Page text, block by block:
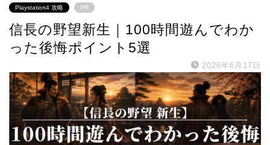
Playstation4 攻略 PR
信長の野望新生｜100時間遊んでわか
った後悔ポイント5選
2026年6月17日